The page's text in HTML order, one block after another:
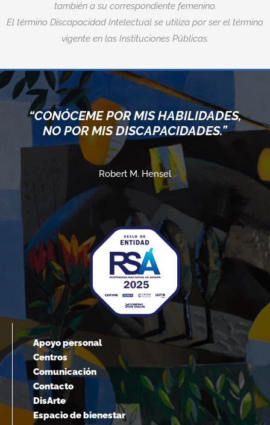
también a su correspondiente femenino.
El término Discapacidad Intelectual se utiliza por ser el término
vigente en las Instituciones Públicas.
POR MIS HABILIDADES,
MIS DISCAPACIDADES.”
“CUANDO
Apoyo personal
Centros
Comunicación
Contacto
DisArte
Espacio de bienestar